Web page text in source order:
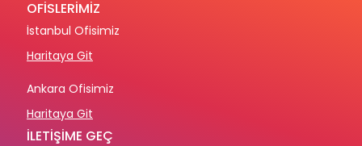
OFİSLERİMİZ
İstanbul Ofisimiz
Haritaya Git
Ankara Ofisimiz
Haritaya Git
İLETİŞİME GEÇ